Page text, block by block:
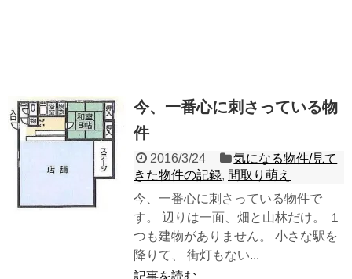
今、一番心に刺さっている物
件
2016/3/24
気になる物件/見て
きた物件の記録, 間取り萌え
今、一番心に刺さっている物件で
す。 辺りは一面、畑と山林だけ。 １
つも建物がありません。 小さな駅を
降りて、 街灯もない...